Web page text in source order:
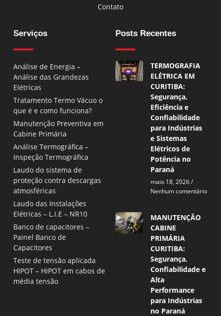
Contato
Serviços
Análise de Energia –
Análise das Grandezas
Elétricas
Tratamento Termo Vácuo o
que é e como funciona?
Manutenção Preventiva em
Cabine Primária
Análise Termográfica –
Inspeção Termográfica
Laudo do sistema de
proteção contra descargas
atmosféricas
Laudo das Instalações
Elétricas – L.I.E – NR10
Banco de capacitores –
Painel Banco de
Capacitores
Teste de tensão aplicada
HIPOT – HIPOT em cabos de
média tensão
Posts Recentes
TERMOGRAFIA
ELÉTRICA EM
CURITIBA:
Segurança,
Eficiência e
Confiabilidade
para Indústrias
e Sistemas
Elétricos de
Potência no
Paraná
maio 18, 2026
Nenhum comentário
MANUTENÇÃO
CABINE
PRIMÁRIA
CURITIBA:
Segurança,
Confiabilidade e
Alta
Performance
para Indústrias
no Paraná